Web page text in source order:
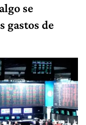
se
gastos de